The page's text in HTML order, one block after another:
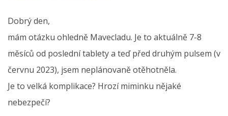
Dobrý den,
mám otázku ohledně Mavecladu. Je to aktuálně 7-8
měsíců od poslední tablety a teď před druhým pulsem (v
červnu 2023), jsem neplánovaně otěhotněla.
Je to velká komplikace? Hrozí miminku nějaké
nebezpečí?